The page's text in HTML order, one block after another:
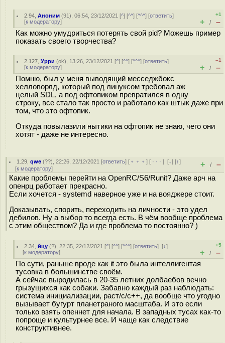
2.94 ,Аноним (91), 06:54, 23/12/2021 [^] [^^] [^^^] [ответить]
[к модератору]
+1
+ / –
Как можно умудриться потерять свой pid? Можешь пример
показать своего творчества?
2.127 ,Урри (ok), 13:26, 23/12/2021 [^] [^^] [^^^] [ответить]
[к модератору]
–1
+ / –
Помню, был у меня выводящий месседжбокс
хелловорлд, который под линуксом требовал аж
целый SDL, а под офтопиком превратился в одну
строку, все стало так просто и работало как штык даже при
том, что это офтопик.
Откуда повылазили нытики на офтопик не знаю, чего они
хотят - даже не интересно.
1.29 ,qwe (??), 22:26, 22/12/2021 [ответить] [ ﹢﹢﹢] [ · · ·][↓] [↑]
[к модератору] + / –
Какие проблемы перейти на OpenRC/S6/Runit? Даже арч на
опенрц работает прекрасно.
Если хочется - systemd наверное уже и на вояджере стоит.
Доказывать, спорить, переходить на личности - это удел
дебилов. Ну а выбор то всегда есть. В чём вообще проблема
с этим обществом? Да и где проблема то постоянно? )
2.34 ,йцу (?), 22:35, 22/12/2021 [^] [^^] [^^^] [ответить][↓]
[к модератору]
+5
+ / –
По сути, раньше вроде как it это была интеллигентая
тусовка в большинстве своём.
А сейчас выродилась в 20-35 летних долбаебов вечно
грызущихся как собаки. Забавно каждый раз наблюдать:
система инициализации, раст/с/с++, да вообще что угодно
вызывает бугурт планетраного масштаба. И это если
только взять опеннет для начала. В западных тусах как-то
попроще и культурнее все. И чаще как следствие
конструктивнее.